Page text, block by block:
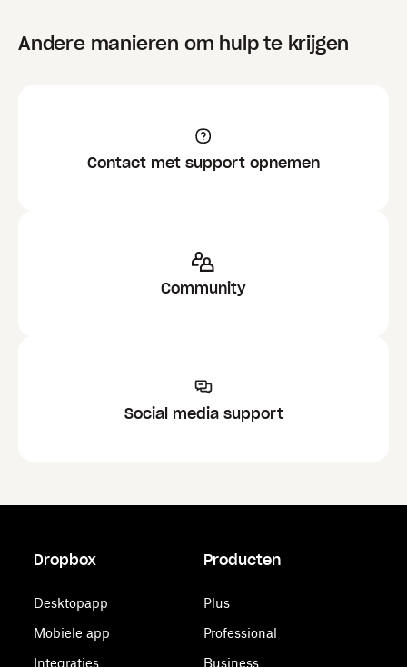
Andere manieren om hulp te krijgen
Contact met support opnemen
Community
Social media support
Dropbox
Desktopapp
Mobiele app
Integraties
Producten
Plus
Professional
Business